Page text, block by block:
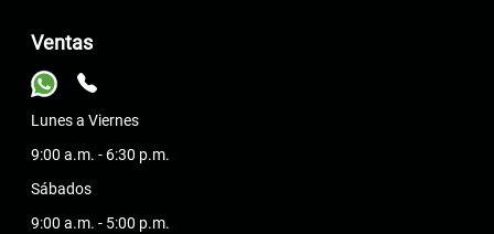
Ventas
Lunes a Viernes
9:00 a.m. - 6:30 p.m.
Sábados
9:00 a.m. - 5:00 p.m.